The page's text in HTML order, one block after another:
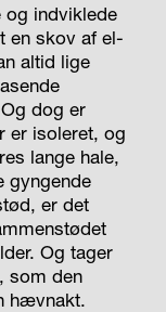
og indviklede
en skov af el-
altid lige
dog er
er isoleret, og
lange hale,
gyngende
er det
Og tager
som den
hævnakt.